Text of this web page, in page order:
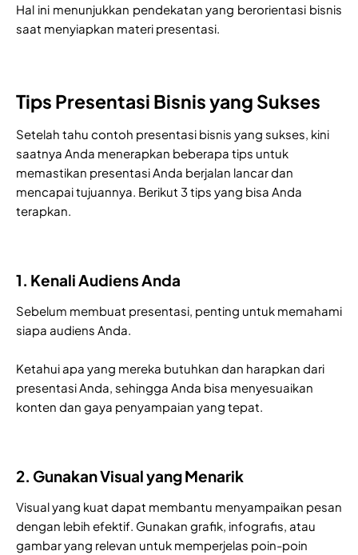
Hal ini menunjukkan pendekatan yang berorientasi bisnis
saat menyiapkan materi presentasi.
Tips Presentasi Bisnis yang Sukses
Setelah tahu contoh presentasi bisnis yang sukses, kini
saatnya Anda menerapkan beberapa tips untuk
memastikan presentasi Anda berjalan lancar dan
mencapai tujuannya. Berikut 3 tips yang bisa Anda
terapkan.
1. Kenali Audiens Anda
Sebelum membuat presentasi, penting untuk memahami
siapa audiens Anda.
Ketahui apa yang mereka butuhkan dan harapkan dari
presentasi Anda, sehingga Anda bisa menyesuaikan
konten dan gaya penyampaian yang tepat.
2. Gunakan Visual yang Menarik
Visual yang kuat dapat membantu menyampaikan pesan
dengan lebih efektif. Gunakan grafik, infografis, atau
gambar yang relevan untuk memperjelas poin-poin